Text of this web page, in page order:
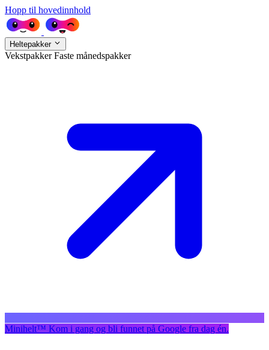
Hopp til hovedinnhold
Heltepakker
VekstpakkerFaste månedspakker
Minihelt™ Kom i gang og bli funnet på Google fra dag én.